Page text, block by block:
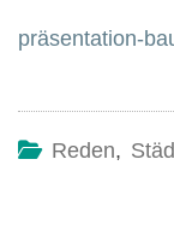
präsentation-
Reden,